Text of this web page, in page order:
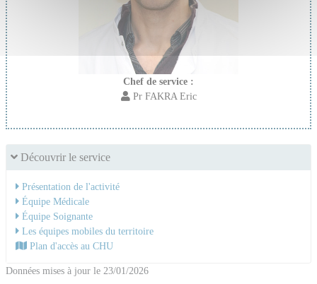
Chef de service :
Pr FAKRA Eric
Découvrir le service
Présentation de l'activité
Équipe Médicale
Équipe Soignante
Les équipes mobiles du territoire
Plan d'accès au CHU
Données mises à jour le 23/01/2026